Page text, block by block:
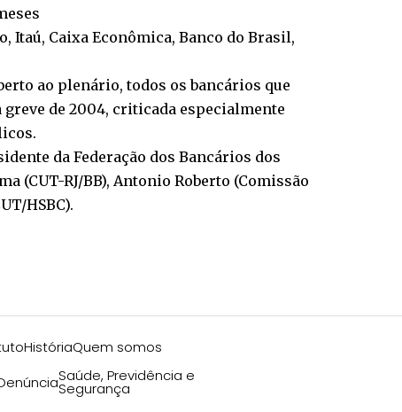
Itaú, Caixa Econômica, Banco do Brasil,
ao plenário, todos os bancários que
de 2004, criticada especialmente
da Federação dos Bancários dos
(CUT-RJ/BB), Antonio Roberto (Comissão
HSBC).
HistóriaQuem somos
Saúde, Previdência e
Segurança